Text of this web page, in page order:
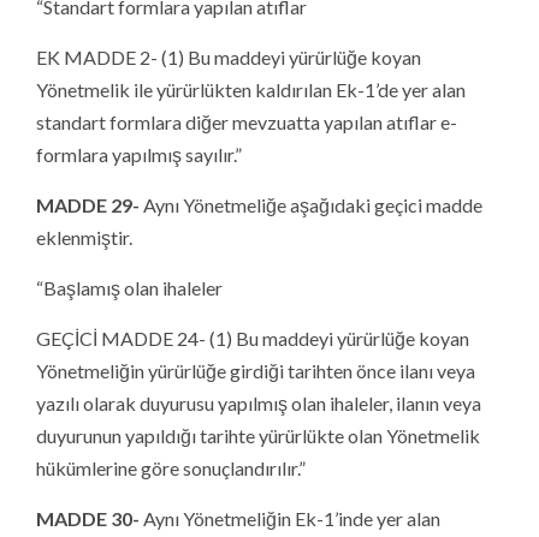
“Standart formlara yapılan atıflar
EK MADDE 2- (1) Bu maddeyi yürürlüğe koyan
Yönetmelik ile yürürlükten kaldırılan Ek-1’de yer alan
standart formlara diğer mevzuatta yapılan atıflar e-
formlara yapılmış sayılır.”
MADDE 29- Aynı Yönetmeliğe aşağıdaki geçici madde
eklenmiştir.
“Başlamış olan ihaleler
GEÇİCİ MADDE 24- (1) Bu maddeyi yürürlüğe koyan
Yönetmeliğin yürürlüğe girdiği tarihten önce ilanı veya
yazılı olarak duyurusu yapılmış olan ihaleler, ilanın veya
duyurunun yapıldığı tarihte yürürlükte olan Yönetmelik
hükümlerine göre sonuçlandırılır.”
MADDE 30- Aynı Yönetmeliğin Ek-1’inde yer alan